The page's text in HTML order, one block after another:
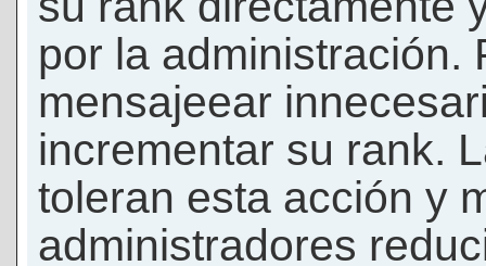
por la administración.
mensajeear
incrementar su rank.
toleran esta acción y
administradores